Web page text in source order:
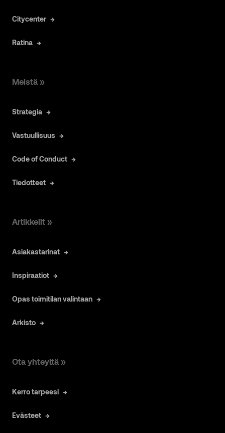
Citycenter
Ratina
Meistä »
Strategia
Vastuullisuus
Code of Conduct
Tiedotteet
Artikkelit »
Asiakastarinat
Inspiraatiot
Opas toimitilan valintaan
Arkisto
Ota yhteyttä »
Kerro tarpeesi
Evästeet